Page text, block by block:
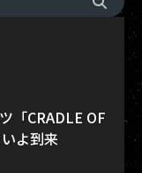
「CRADLE OF
よ到来